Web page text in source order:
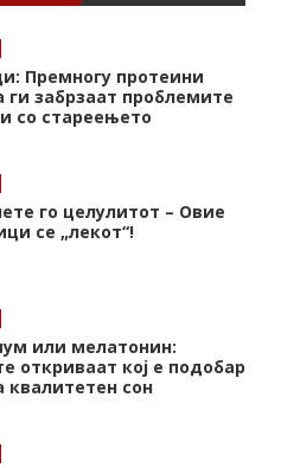
Премногу протеини
забрзаат проблемите
со стареењето
го целулитот – Овие
се „лекот“!
или мелатонин:
откриваат кој е подобар
квалитетен сон